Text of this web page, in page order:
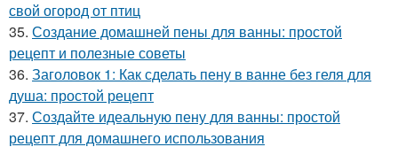
свой огород от птиц
35. Создание домашней пены для ванны: простой
рецепт и полезные советы
36. Заголовок 1: Как сделать пену в ванне без геля для
душа: простой рецепт
37. Создайте идеальную пену для ванны: простой
рецепт для домашнего использования